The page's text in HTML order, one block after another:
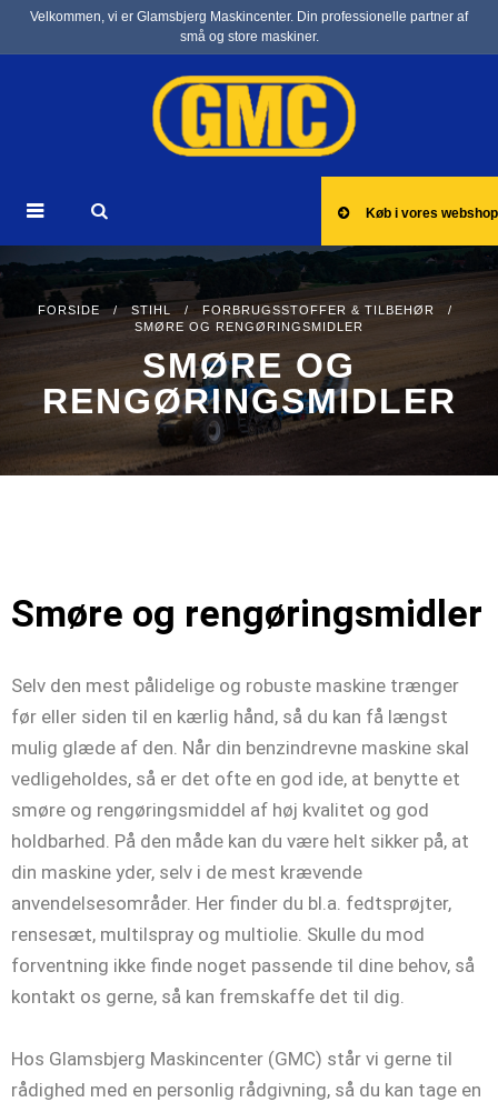
Velkommen, vi er Glamsbjerg Maskincenter. Din professionelle partner af
små og store maskiner.
Køb i vores webshop
FORSIDE/STIHL / FORBRUGSSTOFFER & TILBEHØR /
SMØRE OG RENGØRINGSMIDLER
SMØRE OG
RENGØRINGSMIDLER
Smøre og rengøringsmidler
Selv den mest pålidelige og robuste maskine trænger
før eller siden til en kærlig hånd, så du kan få længst
mulig glæde af den. Når din benzindrevne maskine skal
vedligeholdes, så er det ofte en god ide, at benytte et
smøre og rengøringsmiddel af høj kvalitet og god
holdbarhed. På den måde kan du være helt sikker på, at
din maskine yder, selv i de mest krævende
anvendelsesområder. Her finder du bl.a. fedtsprøjter,
rensesæt, multilspray og multiolie. Skulle du mod
forventning ikke finde noget passende til dine behov, så
kontakt os gerne, så kan fremskaffe det til dig.
Hos Glamsbjerg Maskincenter (GMC) står vi gerne til
rådighed med en personlig rådgivning, så du kan tage en